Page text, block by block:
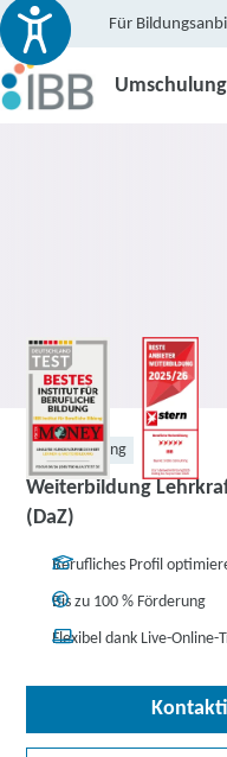
Für
Weiterbildung
Weiterbildung
(DaZ)
Berufliches Profil
Bis zu 100 % Förderung
Flexibel dank Live-Online-